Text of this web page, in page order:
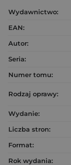
Wydawnictwo:
EAN:
Autor:
Seria:
Numer tomu:
Rodzaj oprawy:
Wydanie:
Liczba stron:
Format:
Rok wydania: